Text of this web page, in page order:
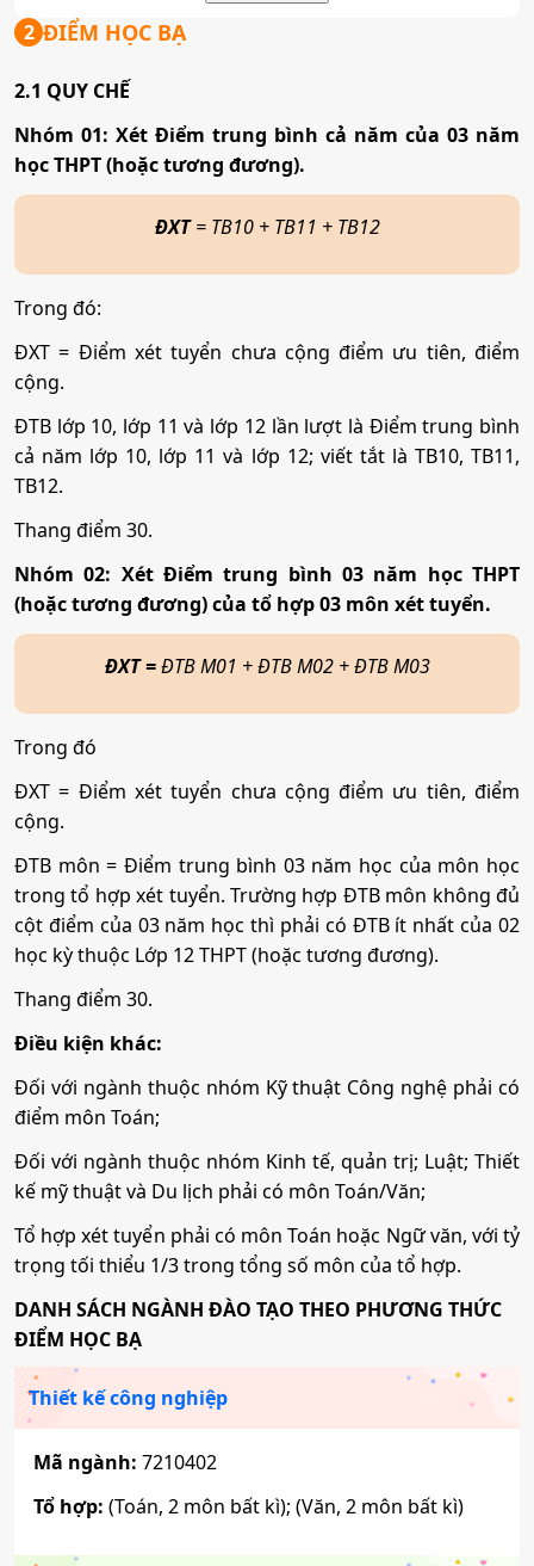
Tổ hợp:(Toán, 2 môn bất kì); (Văn, 2 môn bất kì)
Marketing
Mã ngành:7340115
(Toán, 2 môn bất kì); (Văn, 2 môn bất kì)
Kinh doanh quốc tế
Mã ngành:7340120
Tổ hợp:
Tài chính - Ngân hàng
Mã ngành:
Tổ hợp:
(Toán, 2 môn bất kì); (Văn, 2 môn bất kì)
Luật kinh tế
Mã ngành:
Tổ hợp: (Toán, 2 môn bất kì); (Văn, 2 môn bất kì)
Kỹ thuật máy tính
Mã ngành:7480106
Tổ hợp:(Toán, 2 môn bất kì)
Khoa học dữ liệu
Mã ngành:7480109
Tổ hợp:(Toán, 2 môn bất kì)
Công nghệ thông tin
Mã ngành:7480201
Tổ hợp:(Toán, 2 môn bất kì)
Công nghệ kỹ thuật Cơ khí
2 ĐIỂM HỌC BẠ
2.1 QUY CHẾ
Nhóm 01: Xét Điểm trung bình cả năm của 03 năm
học THPT (hoặc tương đương).
ĐXT= TB10 + TB11 + TB12
Trong đó:
ĐXT = Điểm xét tuyển chưa cộng điểm ưu tiên, điểm
cộng.
ĐTB lớp 10, lớp 11 và lớp 12 lần lượt là Điểm trung bình
cả năm lớp 10, lớp 11 và lớp 12; viết tắt là TB10, TB11,
TB12.
Thang điểm 30.
Nhóm 02: Xét Điểm trung bình 03 năm học THPT
(hoặc tương đương) của tổ hợp 03 môn xét tuyển.
ĐXT =ĐTB M01 + ĐTB M02 + ĐTB M03
Trong đó
ĐXT = Điểm xét tuyển chưa cộng điểm ưu tiên, điểm
cộng.
ĐTB môn = Điểm trung bình 03 năm học của môn học
trong tổ hợp xét tuyển. Trường hợp ĐTB môn không đủ
cột điểm của 03 năm học thì phải có ĐTB ít nhất của 02
học kỳ thuộc Lớp 12 THPT (hoặc tương đương).
Thang điểm 30.
Điều kiện khác:
Đối với ngành thuộc nhóm Kỹ thuật Công nghệ phải có
điểm môn Toán;
Đối với ngành thuộc nhóm Kinh tế, quản trị; Luật; Thiết
kế mỹ thuật và Du lịch phải có môn Toán/Văn;
Tổ hợp xét tuyển phải có môn Toán hoặc Ngữ văn, với tỷ
trọng tối thiểu 1/3 trong tổng số môn của tổ hợp.
DANH SÁCH NGÀNH ĐÀO TẠO THEO PHƯƠNG THỨC
ĐIỂM HỌC BẠ
Thiết kế công nghiệp
Mã ngành: 7210402
Tổ hợp: (Toán, 2 môn bất kì); (Văn, 2 môn bất kì)